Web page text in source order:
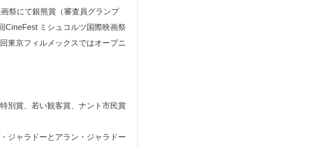
祭にて銀熊賞（審査員グランプ
CineFest ミシュコルツ国際映画祭
東京フィルメックスではオープニ
別賞、若い観客賞、ナント市民賞
ジャラドーとアラン・ジャラドー